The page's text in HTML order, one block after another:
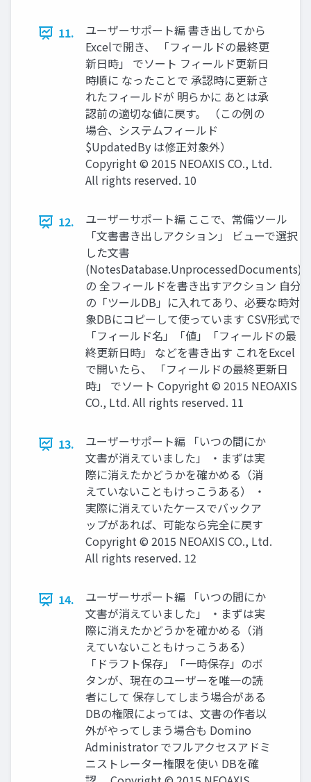
11.
ユーザーサポート編 書き出してから
Excelで開き、 「フィールドの最終更
新日時」 でソート フィールド更新日
時順に なったことで 承認時に更新さ
れたフィールドが 明らかに あとは承
認前の適切な値に戻す。 （この例の
場合、システムフィールド
$UpdatedBy は修正対象外）
Copyright © 2015 NEOAXIS CO., Ltd.
All rights reserved. 10
12.
ユーザーサポート編 ここで、常備ツール
「文書書き出しアクション」 ビューで選択
した文書
(NotesDatabase.UnprocessedDocuments)
の 全フィールドを書き出すアクション 自分
の「ツールDB」に入れてあり、必要な時対
象DBにコピーして使っています CSV形式で
「フィールド名」「値」「フィールドの最
終更新日時」 などを書き出す これをExcel
で開いたら、 「フィールドの最終更新日
時」 でソート Copyright © 2015 NEOAXIS
CO., Ltd. All rights reserved. 11
13.
ユーザーサポート編 「いつの間にか
文書が消えていました」 ・まずは実
際に消えたかどうかを確かめる（消
えていないこともけっこうある） ・
実際に消えていたケースでバックア
ップがあれば、可能なら完全に戻す
Copyright © 2015 NEOAXIS CO., Ltd.
All rights reserved. 12
14.
ユーザーサポート編 「いつの間にか
文書が消えていました」 ・まずは実
際に消えたかどうかを確かめる（消
えていないこともけっこうある）
「ドラフト保存」「一時保存」のボ
タンが、現在のユーザーを唯一の読
者にして 保存してしまう場合がある
DBの権限によっては、文書の作者以
外がやってしまう場合も Domino
Administrator でフルアクセスアドミ
ニストレーター権限を使い DBを確